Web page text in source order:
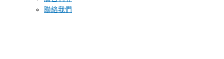
聯絡我們